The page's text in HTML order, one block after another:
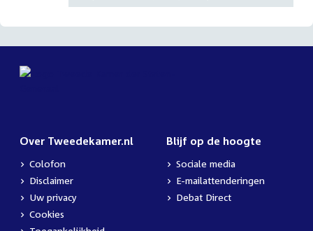
Over Tweedekamer.nl
Colofon
Disclaimer
Uw privacy
Cookies
Blijf op de hoogte
Sociale media
E-mailattenderingen
Debat Direct